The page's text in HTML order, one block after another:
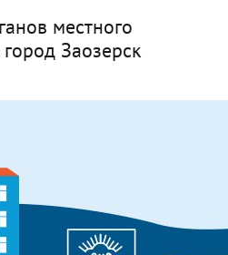
местного
Заозерск